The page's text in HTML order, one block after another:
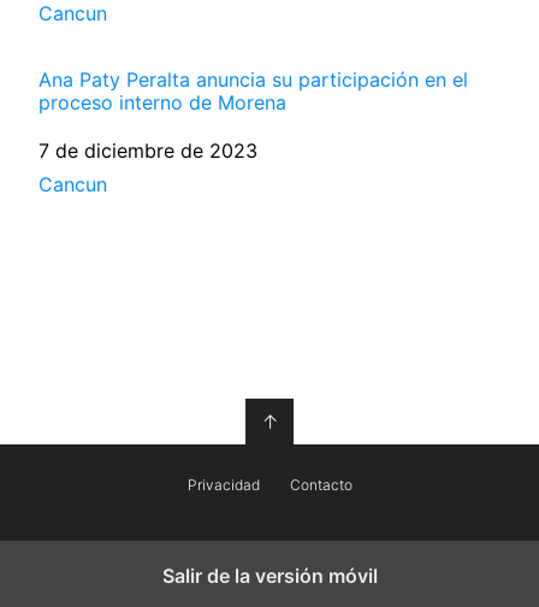
Respecto a
Cancun
Ana Paty Peralta anuncia su participación en el
proceso interno de Morena
Fecha
7 de diciembre de 2023
Respecto a
Cancun
↑
Privacidad Contacto
Salir de la versión móvil